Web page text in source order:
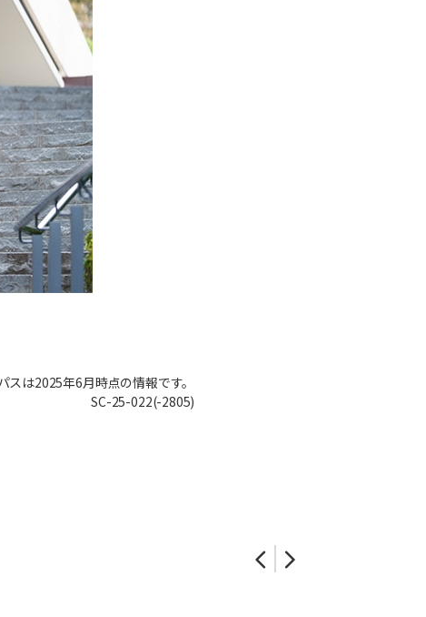
は2025年6月時点の情報です。
SC-25-022(-2805)